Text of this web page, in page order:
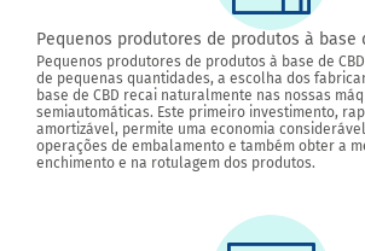
Pequenos produtores de produtos à base
Pequenos produtores de produtos à base de
de pequenas quantidades, a escolha dos
base de CBD recai naturalmente nas nossas
semiautomáticas. Este primeiro investimento,
amortizável, permite uma economia
operações de embalamento e também obter a
enchimento e na rotulagem dos produtos.